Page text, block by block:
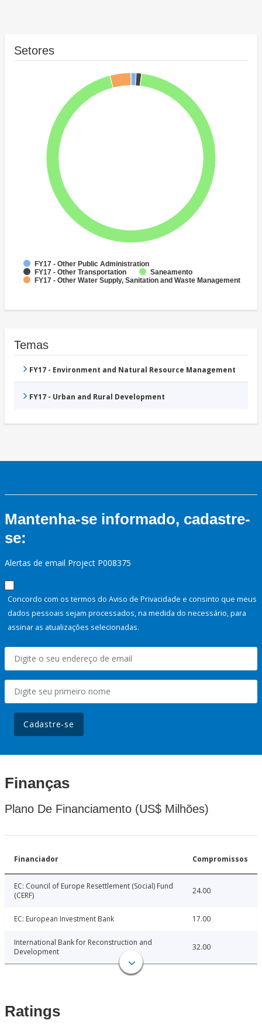
Setores
FY17 - Other Public Administration
FY17 - Other Transportation
Saneamento
FY17 - Other Water Supply, Sanitation and Waste Management
Temas
FY17 - Environment and Natural Resource Management
FY17 - Urban and Rural Development
Mantenha-se informado, cadastre-
se:
Alertas de email Project P008375
Concordo com os termos do Aviso de Privacidade e consinto que meus
dados pessoais sejam processados, na medida do necessário, para
assinar as atualizações selecionadas.
Cadastre-se
Finanças
Plano De Financiamento (US$ Milhões)
Financiador Compromissos
EC: Council of Europe Resettlement (Social) Fund
(CERF)
24.00
EC: European Investment Bank 17.00
International Bank for Reconstruction and
Development
32.00
Ratings